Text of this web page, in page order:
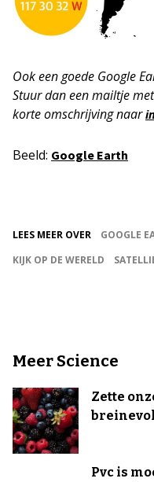
Ook een goede Google
Stuur dan een mailtje
korteomschrijving naar
Beeld: Google Earth
LEES MEER OVER GOOGLE
KIJK OP DE WERELD
Meer Science
Zette
Pvc is